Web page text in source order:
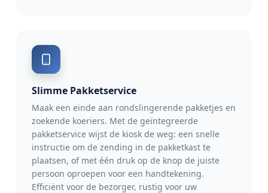
Slimme Pakketservice
Maak een einde aan rondslingerende pakketjes en
zoekende koeriers. Met de geïntegreerde
pakketservice wijst de kiosk de weg: een snelle
instructie om de zending in de pakketkast te
plaatsen, of met één druk op de knop de juiste
persoon oproepen voor een handtekening.
Efficiënt voor de bezorger, rustig voor uw